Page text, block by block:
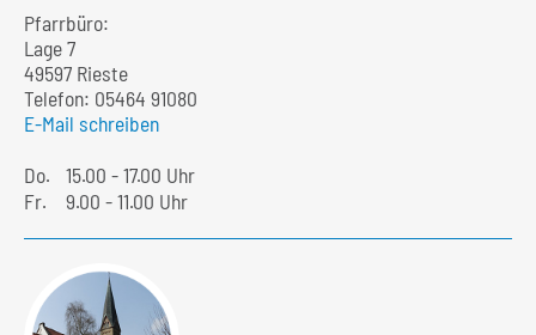
Pfarrbüro:
Lage 7
49597 Rieste
Telefon: 05464 91080
E-Mail schreiben
Do.
15.00 - 17.00 Uhr
Fr.
9.00 - 11.00 Uhr